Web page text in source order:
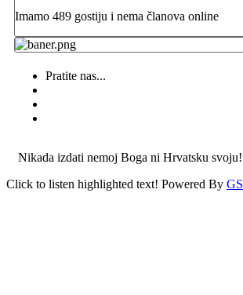
Imamo 489 gostiju i nema članova online
Pratite nas...
Nikada izdati nemoj Boga ni Hrvatsku svoju!
Click to listen highlighted text! Powered By